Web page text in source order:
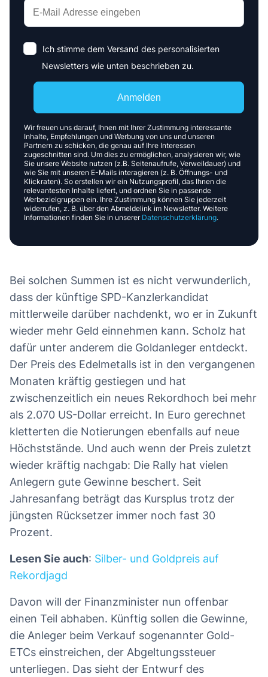
Anmelden
Ich stimme dem Versand des personalisierten
Newsletters wie unten beschrieben zu.
Wir freuen uns darauf, Ihnen mit Ihrer Zustimmung interessante
Inhalte, Empfehlungen und Werbung von uns und unseren
Partnern zu schicken, die genau auf Ihre Interessen
zugeschnitten sind. Um dies zu ermöglichen, analysieren wir, wie
Sie unsere Website nutzen (z.B. Seitenaufrufe, Verweildauer) und
wie Sie mit unseren E-Mails interagieren (z. B. Öffnungs- und
Klickraten). So erstellen wir ein Nutzungsprofil, das Ihnen die
relevantesten Inhalte liefert, und ordnen Sie in passende
Werbezielgruppen ein. Ihre Zustimmung können Sie jederzeit
widerrufen, z. B. über den Abmeldelink im Newsletter. Weitere
Informationen finden Sie in unserer Datenschutzerklärung.
Bei solchen Summen ist es nicht verwunderlich,
dass der künftige SPD-Kanzlerkandidat
mittlerweile darüber nachdenkt, wo er in Zukunft
wieder mehr Geld einnehmen kann. Scholz hat
dafür unter anderem die Goldanleger entdeckt.
Der Preis des Edelmetalls ist in den vergangenen
Monaten kräftig gestiegen und hat
zwischenzeitlich ein neues Rekordhoch bei mehr
als 2.070 US-Dollar erreicht. In Euro gerechnet
kletterten die Notierungen ebenfalls auf neue
Höchststände. Und auch wenn der Preis zuletzt
wieder kräftig nachgab: Die Rally hat vielen
Anlegern gute Gewinne beschert. Seit
Jahresanfang beträgt das Kursplus trotz der
jüngsten Rücksetzer immer noch fast 30
Prozent.
Lesen Sie auch: Silber- und Goldpreis auf
Rekordjagd
Davon will der Finanzminister nun offenbar
einen Teil abhaben. Künftig sollen die Gewinne,
die Anleger beim Verkauf sogenannter Gold-
ETCs einstreichen, der Abgeltungssteuer
unterliegen. Das sieht der Entwurf des